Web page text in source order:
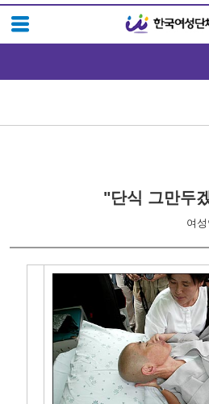
"단식 그만두
여